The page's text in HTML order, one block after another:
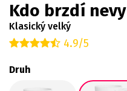
Kdo brzdí
Klasický velký
4.9/5
Druh